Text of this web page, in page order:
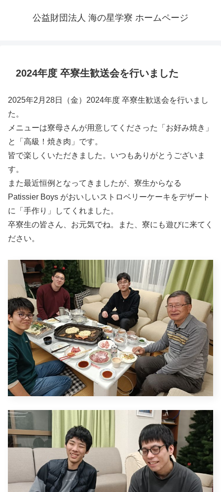
公益財団法人 海の星学寮 ホームページ
2024年度 卒寮生歓送会を行いました
2025年2月28日（金）2024年度 卒寮生歓送会を行いまし
た。
メニューは寮母さんが用意してくださった「お好み焼き」
と「高級！焼き肉」です。
皆で楽しくいただきました。いつもありがとうございま
す。
また最近恒例となってきましたが、寮生からなる
Patissier Boys がおいしいストロベリーケーキをデザート
に「手作り」してくれました。
卒寮生の皆さん、お元気でね。また、寮にも遊びに来てく
ださい。